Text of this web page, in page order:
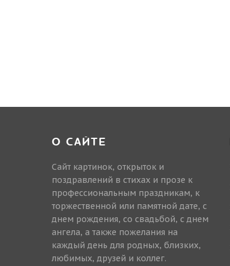
О САЙТЕ
Сайт картинок, открыток и
поздравлений в стихах и прозе к
профессиональным праздникам, к
торжественной или памятной дате, с
днем рождения, со свадьбой, с днем
ангела, а также пожелания на
каждый день для родных, близких,
любимых, друзей и коллег.